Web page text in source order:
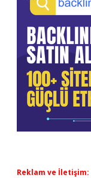
Reklam ve İletişim: